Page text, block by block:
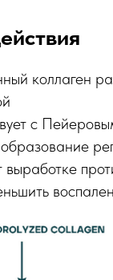
коллаген
с
выработке